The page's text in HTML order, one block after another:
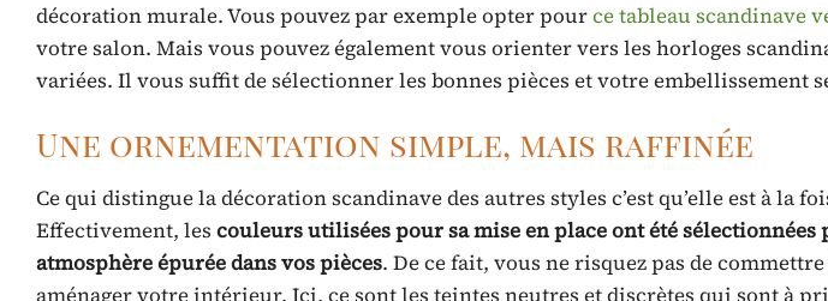
décoration murale. Vous pouvez par exemple opter pource tableau scandinave
votre salon. Mais vous pouvez également vous orienter vers les horloges
variées. Il vous suffit de sélectionner les bonnes pièces et votre embellissement
Une ornementation simple, mais raffinée
Ce qui distingue la décoration scandinave des autres styles c’est qu’elle est à la
Effectivement, les couleurs utilisées pour sa mise en place ont été
atmosphère épurée dans vos pièces. De ce fait, vous ne risquez pas de
aménager votre intérieur. Ici, ce sont les teintes neutres et discrètes qui sont à